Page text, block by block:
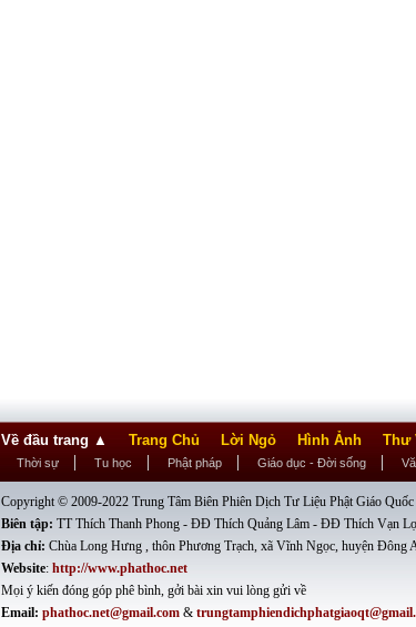
Về đầu trang ▲ Trang Chủ Lời Ngỏ Hình Ảnh Thư
Thời sự Tu học Phật pháp Giáo dục - Đời sống
Copyright © 2009-2022 Trung Tâm Biên Phiên Dịch Tư Liệu Phật Giáo
Biên tập: TT Thích Thanh Phong - ĐĐ Thích Quảng Lâm - ĐĐ Thích Vạn
Địa chỉ: Chùa Long Hưng , thôn Phương Trạch, xã Vĩnh Ngọc, huyện Đông
Website: http://www.phathoc.net
Mọi ý kiến đóng góp phê bình, gởi bài xin vui lòng gửi về
Email: phathoc.net@gmail.com &